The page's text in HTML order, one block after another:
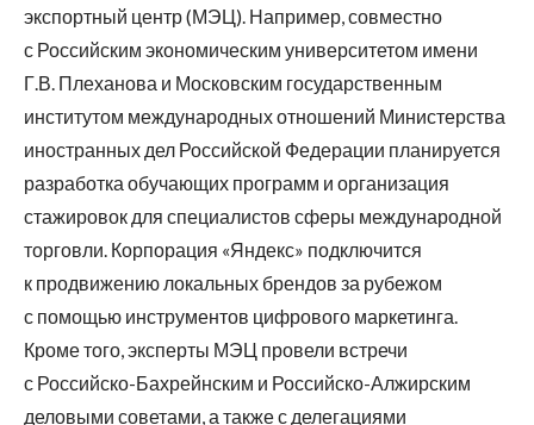
экспортный центр (МЭЦ). Например, совместно
с Российским экономическим университетом имени
Г.В. Плеханова и Московским государственным
институтом международных отношений Министерства
иностранных дел Российской Федерации планируется
разработка обучающих программ и организация
стажировок для специалистов сферы международной
торговли. Корпорация «Яндекс» подключится
к продвижению локальных брендов за рубежом
с помощью инструментов цифрового маркетинга.
Кроме того, эксперты МЭЦ провели встречи
с Российско-Бахрейнским и Российско-Алжирским
деловыми советами, а также с делегациями